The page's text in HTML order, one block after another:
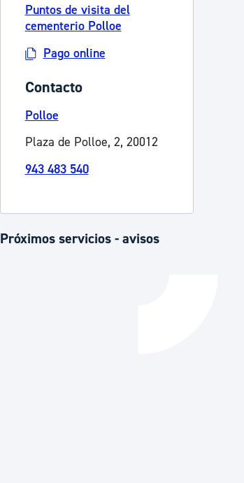
Catálogo de trámites
Ayuda a la tramitación
Puntos de visita del
cementerio Polloe
Pago online
Contacto
Polloe
Plaza de Polloe, 2, 20012
943 483 540
Próximos servicios - avisos